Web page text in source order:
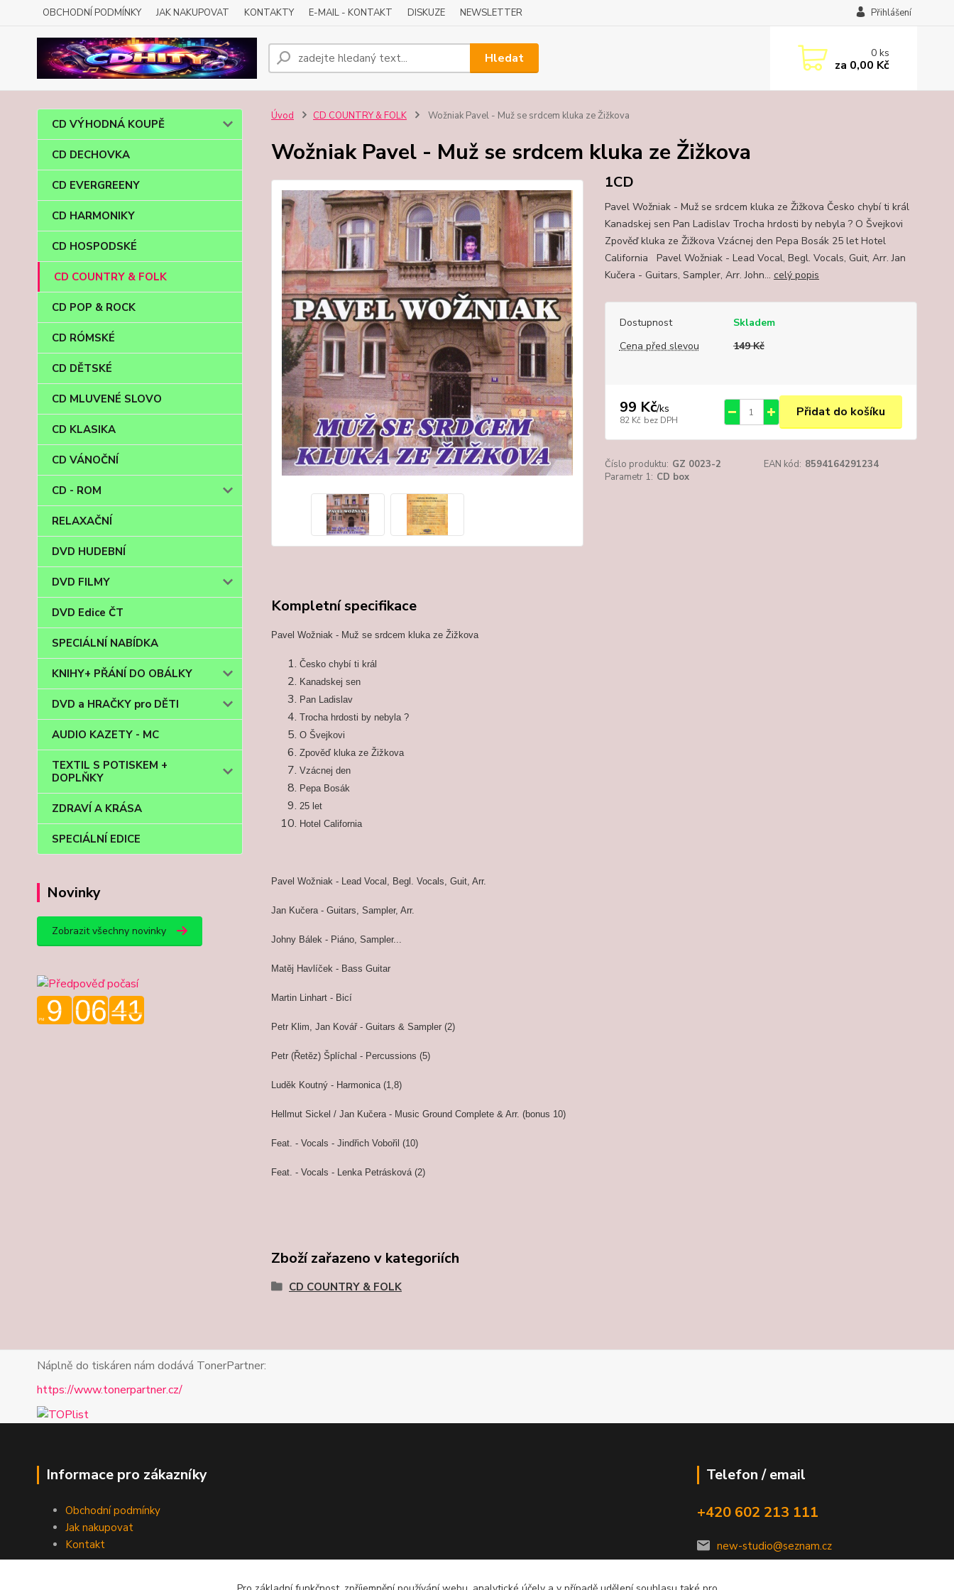
OBCHODNÍ PODMÍNKY JAK NAKUPOVAT KONTAKTY E-MAIL - KONTAKT DISKUZE NEWSLETTER Přihlášení
Hledat 0ks
za 0,00 Kč
CD VÝHODNÁ KOUPĚ
CD DECHOVKA
CD EVERGREENY
CD HARMONIKY
CD HOSPODSKÉ
CD COUNTRY & FOLK
CD POP & ROCK
CD RÓMSKÉ
CD DĚTSKÉ
CD MLUVENÉ SLOVO
CD KLASIKA
CD VÁNOČNÍ
CD - ROM
RELAXAČNÍ
DVD HUDEBNÍ
DVD FILMY
DVD Edice ČT
SPECIÁLNÍ NABÍDKA
KNIHY+ PŘÁNÍ DO OBÁLKY
DVD a HRAČKY pro DĚTI
AUDIO KAZETY - MC
TEXTIL S POTISKEM +
DOPLŇKY
ZDRAVÍ A KRÁSA
SPECIÁLNÍ EDICE
Novinky
Zobrazit všechny novinky
Úvod CD COUNTRY & FOLK Wožniak Pavel - Muž se srdcem kluka ze Žižkova
Wožniak Pavel - Muž se srdcem kluka ze Žižkova
1CD
Pavel Wožniak - Muž se srdcem kluka ze Žižkova Česko chybí ti král
Kanadskej sen Pan Ladislav Trocha hrdosti by nebyla ? O Švejkovi
Zpověď kluka ze Žižkova Vzácnej den Pepa Bosák 25 let Hotel
California Pavel Wožniak - Lead Vocal, Begl. Vocals, Guit, Arr. Jan
Kučera - Guitars, Sampler, Arr. John... celý popis
Dostupnost
Skladem
Cena před slevou
149 Kč
99 Kč/ks
82 Kč bez DPH
Přidat do košíku
Číslo produktu: GZ 0023-2 EAN kód: 8594164291234
Parametr 1: CD box
Kompletní specifikace
Pavel Wožniak - Muž se srdcem kluka ze Žižkova
Česko chybí ti král
Kanadskej sen
Pan Ladislav
Trocha hrdosti by nebyla ?
O Švejkovi
Zpověď kluka ze Žižkova
Vzácnej den
Pepa Bosák
25 let
Hotel California
Pavel Wožniak - Lead Vocal, Begl. Vocals, Guit, Arr.
Jan Kučera - Guitars, Sampler, Arr.
Johny Bálek - Piáno, Sampler...
Matěj Havlíček - Bass Guitar
Martin Linhart - Bicí
Petr Klim, Jan Kovář - Guitars & Sampler (2)
Petr (Řetěz) Šplíchal - Percussions (5)
Luděk Koutný - Harmonica (1,8)
Hellmut Sickel / Jan Kučera - Music Ground Complete & Arr. (bonus 10)
Feat. - Vocals - Jindřich Vobořil (10)
Feat. - Vocals - Lenka Petrásková (2)
Zboží zařazeno v kategoriích
CD COUNTRY & FOLK
Náplně do tiskáren nám dodává TonerPartner:
https://www.tonerpartner.cz/
Informace pro zákazníky
Obchodní podmínky
Jak nakupovat
Kontakt
Telefon / email
+420 602 213 111
new-studio@seznam.cz